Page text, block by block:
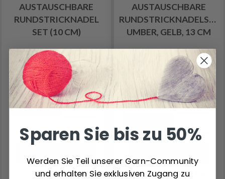
AUSTAUSCHBARE
RUNDSTRICKNADEL
SET (10 CM)
115.10 €
Anzahl
Gratis Versand ab 69€
AUSTAUSCHBARE
RUNDSTRICKNADELSET
UMBER, GELB, 13 CM
110.50 €157.85 €
Angebot bis 31/08/2026
Anzahl
Gratis Versand ab 69€
Sparen Sie bis zu 50%
Werden Sie Teil unserer Garn-Community
und erhalten Sie exklusiven Zugang zu